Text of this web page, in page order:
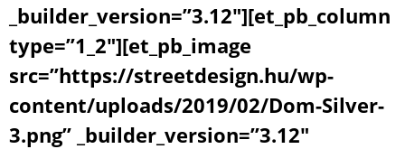
_builder_version=”3.12″][et_pb_column
type=”1_2″][et_pb_image
src=”https://streetdesign.hu/wp-
content/uploads/2019/02/Dom-Silver-
3.png” _builder_version=”3.12″